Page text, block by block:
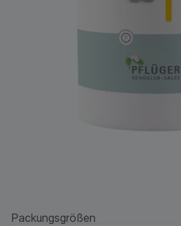
Packungsgrößen